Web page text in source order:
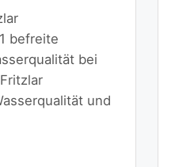
befreite
bei
und